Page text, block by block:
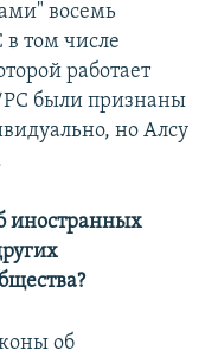
восемь
том числе
работает
РС были признаны
но Алсу
иностранных
об